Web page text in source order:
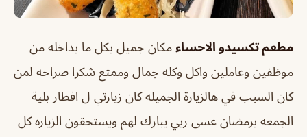
مطعم تكسيدو الاحساء مكان جميل بكل ما بداخله من
موظفين وعاملين واكل وكله جمال وممتع شكرا صراحه لمن
كان السبب في هالزيارة الجميله كان زيارتي ل افطار بلية
الجمعه برمضان عسى ربي يبارك لهم ويستحقون الزياره كل